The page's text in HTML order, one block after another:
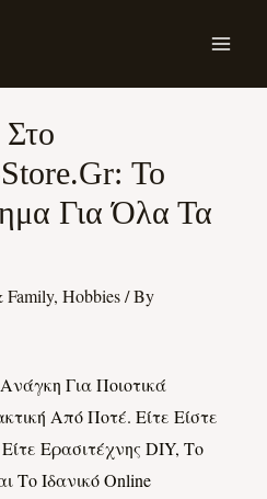
Το
Για Όλα Τα
Family, Hobbies/ By
Για Ποιοτικά
Από Ποτέ. Είτε Είστε
Ερασιτέχνης DIY, Το
Το Ιδανικό Online